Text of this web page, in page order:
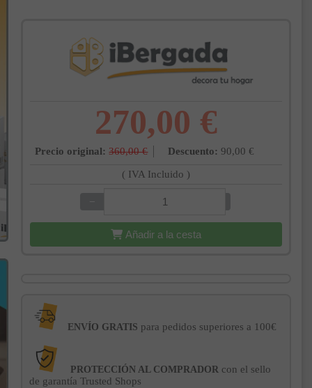
270,00 €
Precio original: 360,00 € Descuento: 90,00 €
( IVA Incluido )
−
Añadir a la cesta
ENVÍO GRATIS para pedidos superiores a 100€
PROTECCIÓN AL COMPRADOR con el sello
de garantía Trusted Shops